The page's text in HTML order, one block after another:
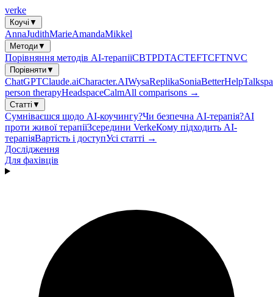
verke
Коучі ▼
AnnaJudithMarieAmandaMikkel
Методи▼
Порівняння методів AI-терапіїCBTPDTACTEFTCFTNVC
Порівняти▼
ChatGPTClaude.aiCharacter.AIWysaReplikaSoniaBetterHelp
person therapyHeadspaceCalmAll comparisons →
Статті ▼
Сумніваєшся щодо AI-коучингу?Чи безпечна AI-терапія?AI
проти живої терапіїЗсередини VerkeКому підходить AI-
терапіяВартість і доступУсі статті →
Дослідження
Для фахівців